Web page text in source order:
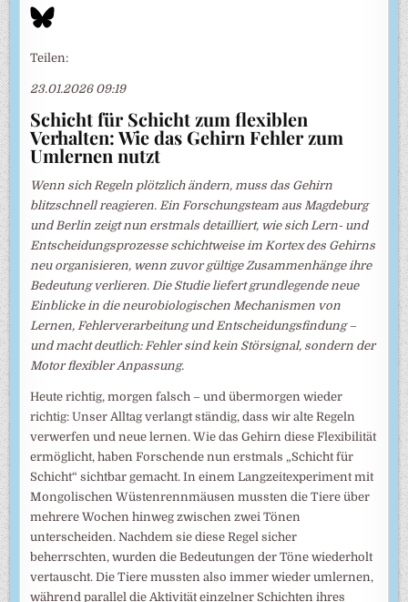
Teilen:
23.01.2026 09:19
Schicht für Schicht zum flexiblen
Verhalten: Wie das Gehirn Fehler zum
Umlernen nutzt
Wenn sich Regeln plötzlich ändern, muss das Gehirn
blitzschnell reagieren. Ein Forschungsteam aus Magdeburg
und Berlin zeigt nun erstmals detailliert, wie sich Lern- und
Entscheidungsprozesse schichtweise im Kortex des Gehirns
neu organisieren, wenn zuvor gültige Zusammenhänge ihre
Bedeutung verlieren. Die Studie liefert grundlegende neue
Einblicke in die neurobiologischen Mechanismen von
Lernen, Fehlerverarbeitung und Entscheidungsfindung –
und macht deutlich: Fehler sind kein Störsignal, sondern der
Motor flexibler Anpassung.
Heute richtig, morgen falsch – und übermorgen wieder
richtig: Unser Alltag verlangt ständig, dass wir alte Regeln
verwerfen und neue lernen. Wie das Gehirn diese Flexibilität
ermöglicht, haben Forschende nun erstmals „Schicht für
Schicht“ sichtbar gemacht. In einem Langzeitexperiment mit
Mongolischen Wüstenrennmäusen mussten die Tiere über
mehrere Wochen hinweg zwischen zwei Tönen
unterscheiden. Nachdem sie diese Regel sicher
beherrschten, wurden die Bedeutungen der Töne wiederholt
vertauscht. Die Tiere mussten also immer wieder umlernen,
während parallel die Aktivität einzelner Schichten ihres